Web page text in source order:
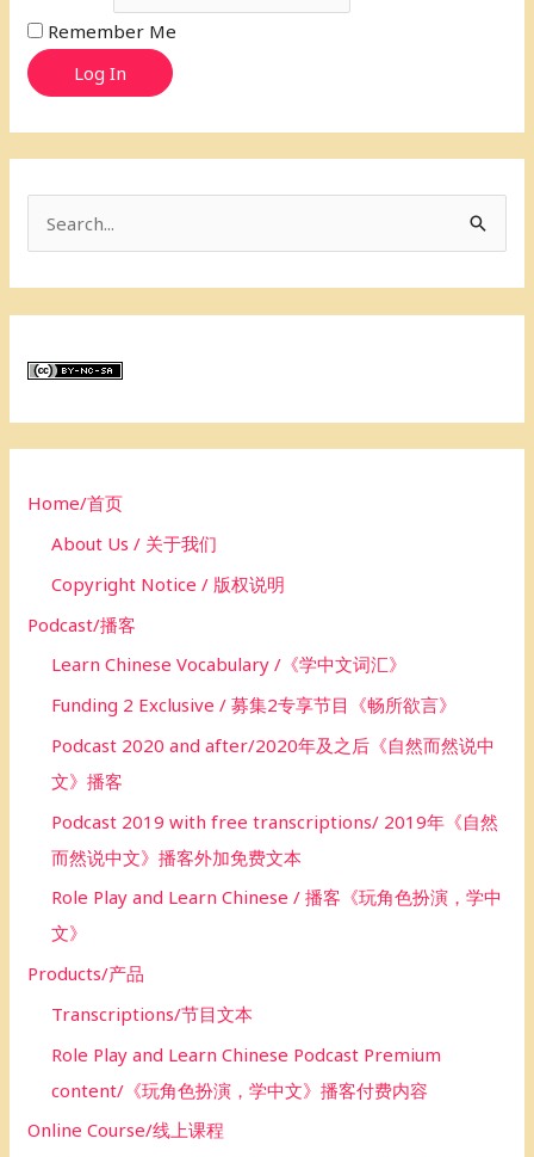
Remember Me
Log In
c
f
rHome/首页
About Us / 关于我们
Copyright Notice / 版权说明
Podcast/播客
Learn Chinese Vocabulary /《学中文词汇》
Funding 2 Exclusive / 募集2专享节目《畅所欲言》
Podcast 2020 and after/2020年及之后《自然而然说中
文》播客
Podcast 2019 with free transcriptions/ 2019年《自然
而然说中文》播客外加免费文本
Role Play and Learn Chinese / 播客《玩角色扮演，学中
文》
Products/产品
Transcriptions/节目文本
Role Play and Learn Chinese Podcast Premium
content/《玩角色扮演，学中文》播客付费内容
Online Course/线上课程